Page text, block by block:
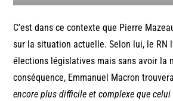
C’est dans ce contexte que Pierre
sur la situation actuelle. Selon lui, le RN
élections législatives mais sans avoir la
conséquence, Emmanuel Macron
encore plus difficile et complexe que celui